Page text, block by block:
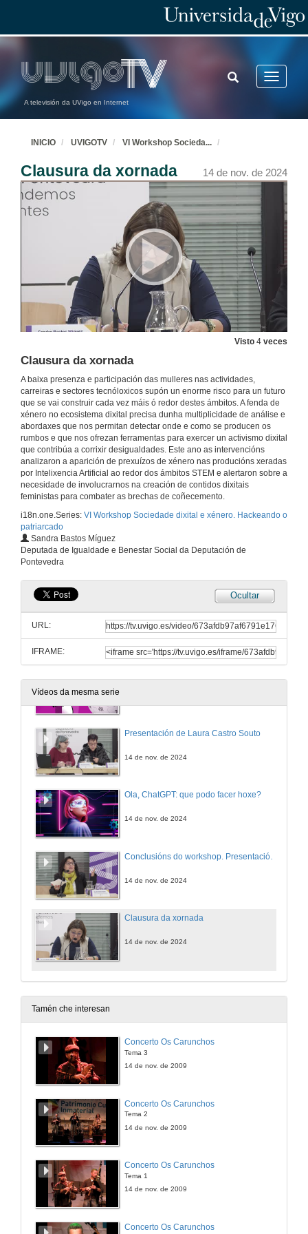
A televisión da UVigo en Internet
Toggle
TOGGLE
SEARCH
INICIO UVIGOTV VI Workshop Socieda...
Clausura da xornada 14 de nov. de 2024
Visto 4 veces
Clausura da xornada
A baixa presenza e participación das mulleres nas actividades,
carreiras e sectores tecnóloxicos supón un enorme risco para un futuro
que se vai construir cada vez máis ó redor destes ámbitos. A fenda de
xénero no ecosistema dixital precisa dunha multiplicidade de análise e
abordaxes que nos permitan detectar onde e como se producen os
rumbos e que nos ofrezan ferramentas para exercer un activismo dixital
que contribúa a corrixir desigualdades. Este ano as intervencións
analizaron a aparición de prexuízos de xénero nas producións xeradas
por Intelixencia Artificial ao redor dos ámbitos STEM e alertaron sobre a
necesidade de involucrarnos na creación de contidos dixitais
feministas para combater as brechas de coñecemento.
i18n.one.Series: VI Workshop Sociedade dixital e xénero. Hackeando o
patriarcado
Sandra Bastos Míguez
Deputada de Igualdade e Benestar Social da Deputación de
Pontevedra
Ocultar
URL:
IFRAME:
Vídeos da mesma serie
Presentación e apertura institucional
14 de nov. de 2024
Presentación de Laura Castro Souto
14 de nov. de 2024
Ola, ChatGPT: que podo facer hoxe?
14 de nov. de 2024
14 de nov. de 2024
Clausura da xornada
14 de nov. de 2024
Tamén che interesan
Concerto Os Carunchos
Tema 3
14 de nov. de 2009
Concerto Os Carunchos
Tema 2
14 de nov. de 2009
Concerto Os Carunchos
Tema 1
14 de nov. de 2009
Concerto Os Carunchos